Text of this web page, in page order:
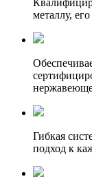
металлу,
Гибкая
подход к